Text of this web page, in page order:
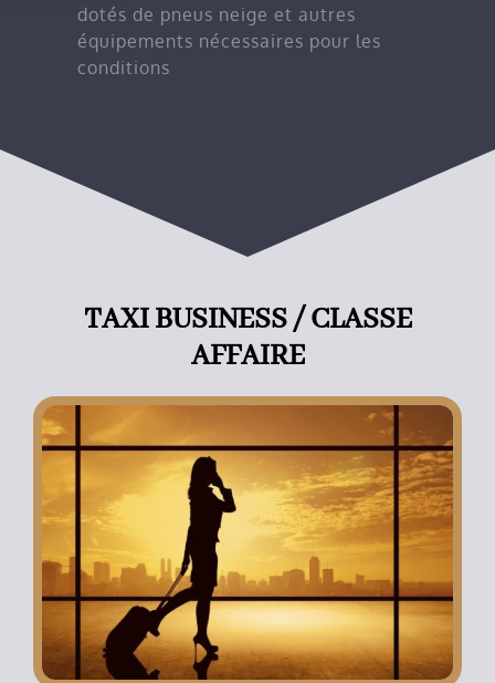
dotés de pneus neige et autres
équipements nécessaires pour les
conditions
TAXI BUSINESS / CLASSE
AFFAIRE